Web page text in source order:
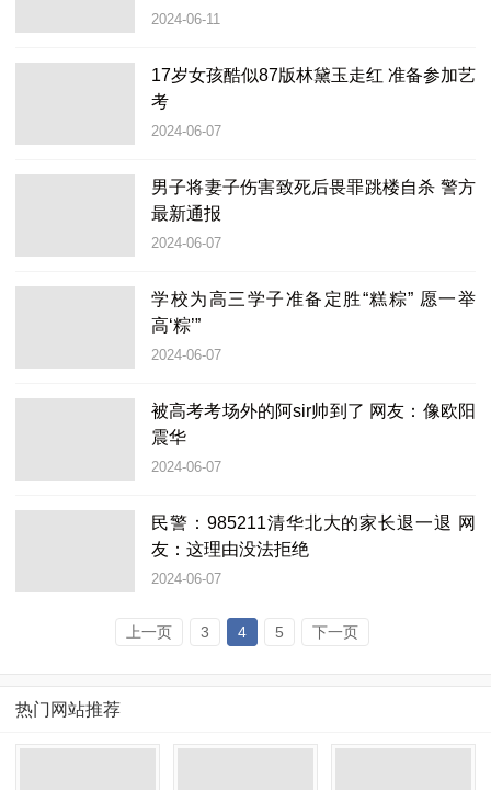
2024-06-11
17岁女孩酷似87版林黛玉走红 准备参加艺
考
2024-06-07
男子将妻子伤害致死后畏罪跳楼自杀 警方
最新通报
2024-06-07
学校为高三学子准备定胜“糕粽” 愿一举
高‘粽’”
2024-06-07
被高考考场外的阿sir帅到了 网友：像欧阳
震华
2024-06-07
民警：985211清华北大的家长退一退 网
友：这理由没法拒绝
2024-06-07
上一页 3 4 5 下一页
热门网站推荐